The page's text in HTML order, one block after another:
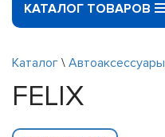
КАТАЛОГ ТОВАРОВ
Каталог \ Автоаксессуары
FELIX